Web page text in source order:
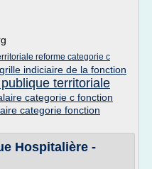
reforme categorie c
indiciaire de la fonction
territoriale
categorie c fonction
categorie fonction
Hospitalière -